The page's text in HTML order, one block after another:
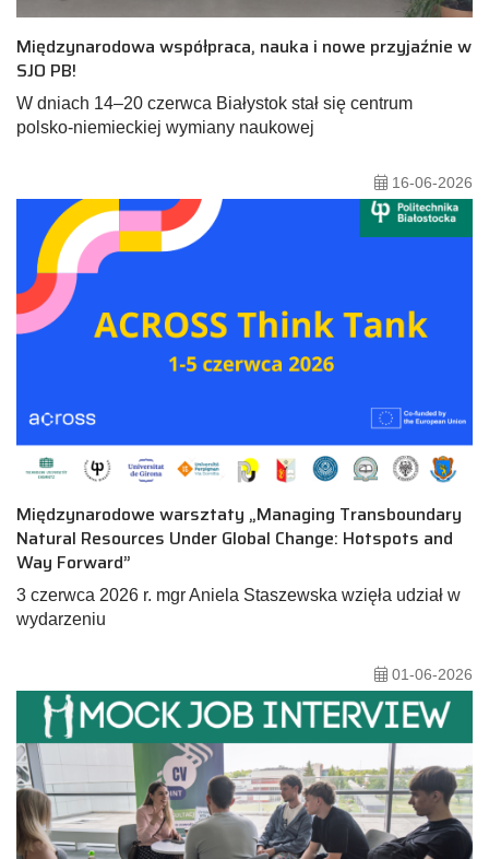
Międzynarodowa współpraca, nauka i nowe przyjaźnie w
SJO PB!
W dniach 14–20 czerwca Białystok stał się centrum
polsko-niemieckiej wymiany naukowej
16-06-2026
Międzynarodowe warsztaty „Managing Transboundary
Natural Resources Under Global Change: Hotspots and
Way Forward”
3 czerwca 2026 r. mgr Aniela Staszewska wzięła udział w
wydarzeniu
01-06-2026